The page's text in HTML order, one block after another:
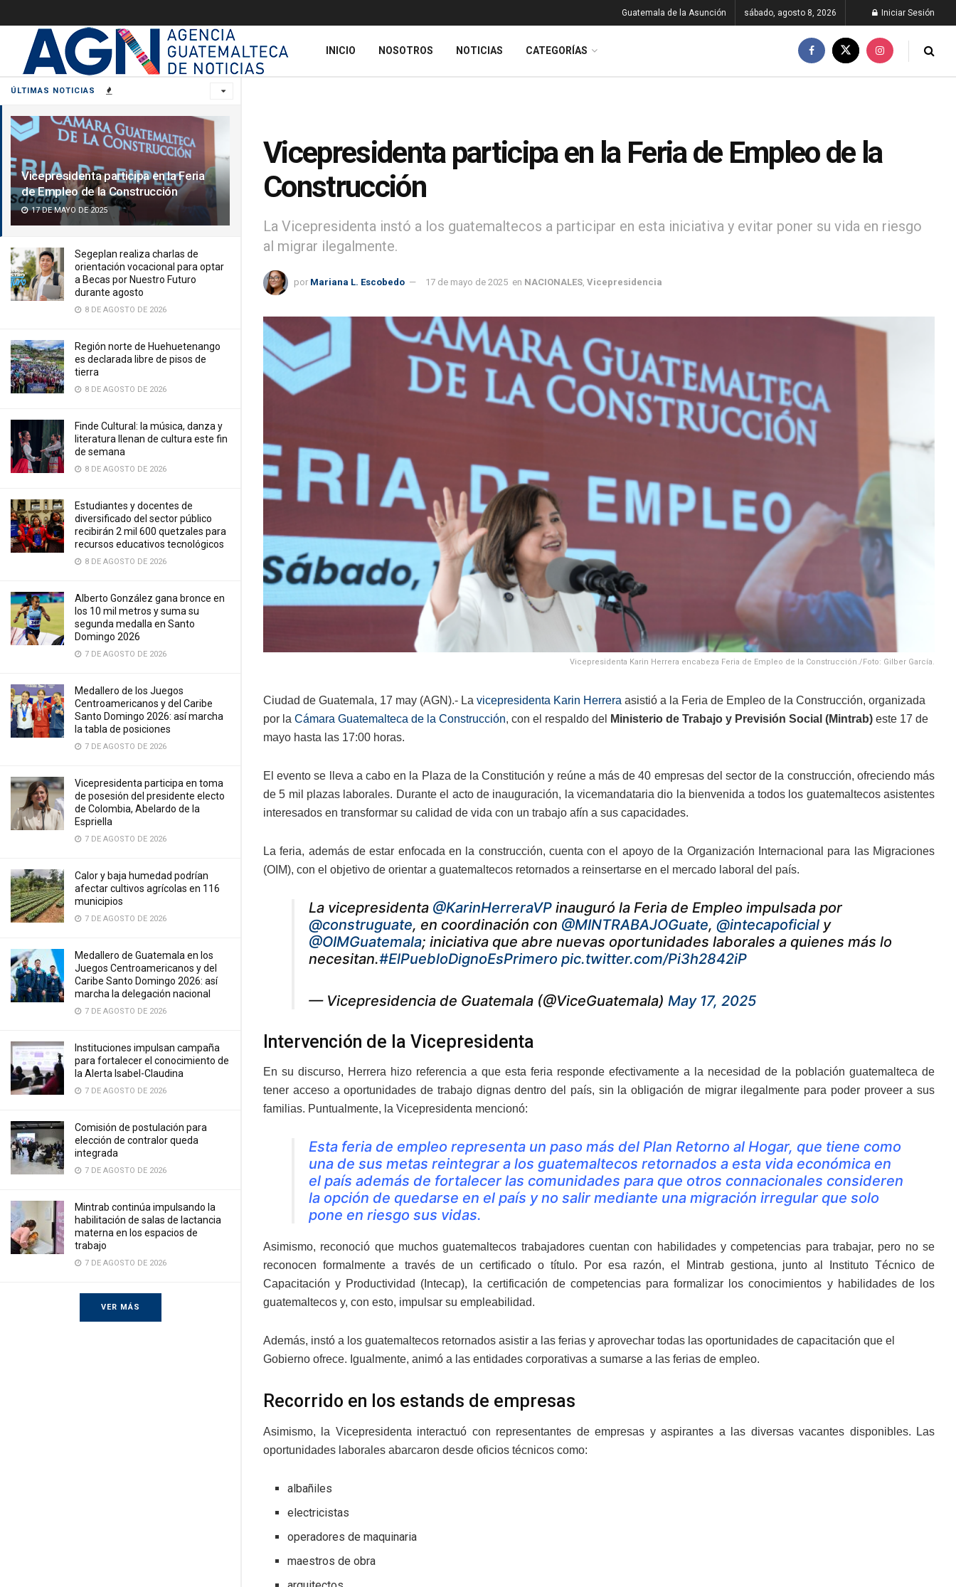
ÚLTIMAS NOTICIAS
Vicepresidenta participa en la Feria
de Empleo de la Construcción
17 DE MAYO DE 2025
Segeplan realiza charlas de
orientación vocacional para optar
a Becas por Nuestro Futuro
durante agosto
8 DE AGOSTO DE 2026
Región norte de Huehuetenango
es declarada libre de pisos de
tierra
8 DE AGOSTO DE 2026
Finde Cultural: la música, danza y
literatura llenan de cultura este fin
de semana
8 DE AGOSTO DE 2026
Estudiantes y docentes de
diversificado del sector público
recibirán 2 mil 600 quetzales para
recursos educativos tecnológicos
8 DE AGOSTO DE 2026
Alberto González gana bronce en
los 10 mil metros y suma su
segunda medalla en Santo
Domingo 2026
7 DE AGOSTO DE 2026
Medallero de los Juegos
Centroamericanos y del Caribe
Santo Domingo 2026: así marcha
la tabla de posiciones
7 DE AGOSTO DE 2026
Vicepresidenta participa en toma
de posesión del presidente electo
de Colombia, Abelardo de la
Espriella
7 DE AGOSTO DE 2026
Calor y baja humedad podrían
afectar cultivos agrícolas en 116
municipios
7 DE AGOSTO DE 2026
Medallero de Guatemala en los
Juegos Centroamericanos y del
Caribe Santo Domingo 2026: así
marcha la delegación nacional
7 DE AGOSTO DE 2026
Instituciones impulsan campaña
para fortalecer el conocimiento de
la Alerta Isabel-Claudina
7 DE AGOSTO DE 2026
Comisión de postulación para
elección de contralor queda
integrada
7 DE AGOSTO DE 2026
Mintrab continúa impulsando la
habilitación de salas de lactancia
materna en los espacios de
trabajo
7 DE AGOSTO DE 2026
VER MÁS
Guatemala de la Asunción sábado, agosto 8, 2026 Iniciar Sesión
INICIO NOSOTROS NOTICIAS CATEGORÍAS
Vicepresidenta participa en la Feria de Empleo de la
Construcción
La Vicepresidenta instó a los guatemaltecos a participar en esta iniciativa y evitar poner su vida en riesgo
al migrar ilegalmente.
por Mariana L. Escobedo 17 de mayo de 2025 en NACIONALES Vicepresidencia
Vicepresidenta Karin Herrera encabeza Feria de Empleo de la Construcción./Foto: Gilber García.
Ciudad de Guatemala, 17 may (AGN).- La vicepresidenta Karin Herrera asistió a la Feria de Empleo de la Construcción, organizada
por la Cámara Guatemalteca de la Construcción, con el respaldo del Ministerio de Trabajo y Previsión Social (Mintrab) este 17 de
mayo hasta las 17:00 horas.
El evento se lleva a cabo en la Plaza de la Constitución y reúne a más de 40 empresas del sector de la construcción, ofreciendo más
de 5 mil plazas laborales. Durante el acto de inauguración, la vicemandataria dio la bienvenida a todos los guatemaltecos asistentes
interesados en transformar su calidad de vida con un trabajo afín a sus capacidades.
La feria, además de estar enfocada en la construcción, cuenta con el apoyo de la Organización Internacional para las Migraciones
(OIM), con el objetivo de orientar a guatemaltecos retornados a reinsertarse en el mercado laboral del país.
La vicepresidenta @KarinHerreraVP inauguró la Feria de Empleo impulsada por
@construguate, en coordinación con @MINTRABAJOGuate, @intecapoficial y
@OIMGuatemala; iniciativa que abre nuevas oportunidades laborales a quienes más lo
necesitan.#ElPuebloDignoEsPrimero pic.twitter.com/Pi3h2842iP
— Vicepresidencia de Guatemala (@ViceGuatemala) May 17, 2025
Intervención de la Vicepresidenta
En su discurso, Herrera hizo referencia a que esta feria responde efectivamente a la necesidad de la población guatemalteca de
tener acceso a oportunidades de trabajo dignas dentro del país, sin la obligación de migrar ilegalmente para poder proveer a sus
familias. Puntualmente, la Vicepresidenta mencionó:
Esta feria de empleo representa un paso más del Plan Retorno al Hogar, que tiene como
una de sus metas reintegrar a los guatemaltecos retornados a esta vida económica en
el país además de fortalecer las comunidades para que otros connacionales consideren
la opción de quedarse en el país y no salir mediante una migración irregular que solo
pone en riesgo sus vidas.
Asimismo, reconoció que muchos guatemaltecos trabajadores cuentan con habilidades y competencias para trabajar, pero no se
reconocen formalmente a través de un certificado o título. Por esa razón, el Mintrab gestiona, junto al Instituto Técnico de
Capacitación y Productividad (Intecap), la certificación de competencias para formalizar los conocimientos y habilidades de los
guatemaltecos y, con esto, impulsar su empleabilidad.
Además, instó a los guatemaltecos retornados asistir a las ferias y aprovechar todas las oportunidades de capacitación que el
Gobierno ofrece. Igualmente, animó a las entidades corporativas a sumarse a las ferias de empleo.
Recorrido en los estands de empresas
Asimismo, la Vicepresidenta interactuó con representantes de empresas y aspirantes a las diversas vacantes disponibles. Las
oportunidades laborales abarcaron desde oficios técnicos como:
albañiles
electricistas
operadores de maquinaria
maestros de obra